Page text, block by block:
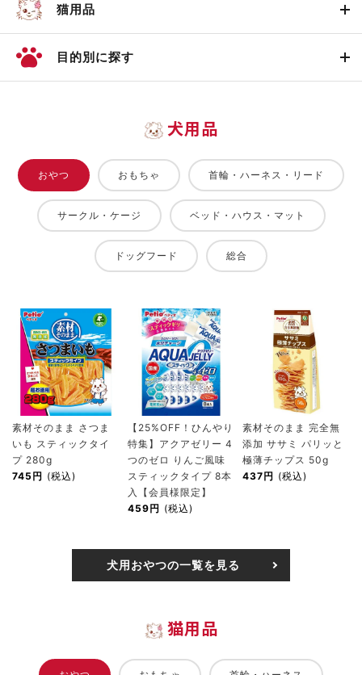
猫用品
目的別に探す
犬用品
おやつ おもちゃ 首輪・ハーネス・リード
サークル・ケージ ベッド・ハウス・マット
ドッグフード 総合
素材そのまま さつま
いも スティックタイ
プ 280g
745円 (税込)
【25%OFF！ひんやり
特集】アクアゼリー 4
つのゼロ りんご風味
スティックタイプ 8本
入【会員様限定】
459円 (税込)
素材そのまま 完全無
添加 ササミ パリッと
極薄チップス 50g
437円 (税込)
犬用おやつの一覧を見る
猫用品